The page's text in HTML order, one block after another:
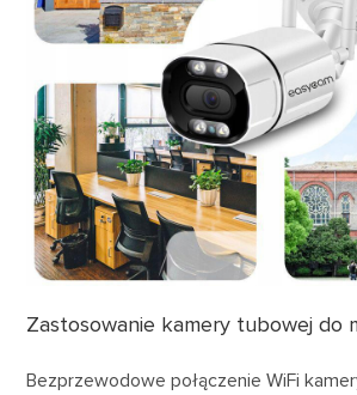
Zastosowanie kamery tubowej do
Bezprzewodowe połączenie WiFi